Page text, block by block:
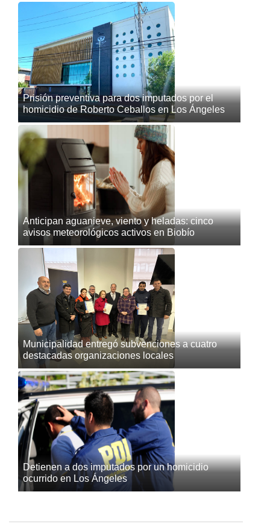
Prisión preventiva para dos imputados por el
homicidio de Roberto Ceballos en Los Ángeles
Anticipan aguanieve, viento y heladas: cinco
avisos meteorológicos activos en Biobío
Municipalidad entregó subvenciones a cuatro
destacadas organizaciones locales
Detienen a dos imputados por un homicidio
ocurrido en Los Ángeles